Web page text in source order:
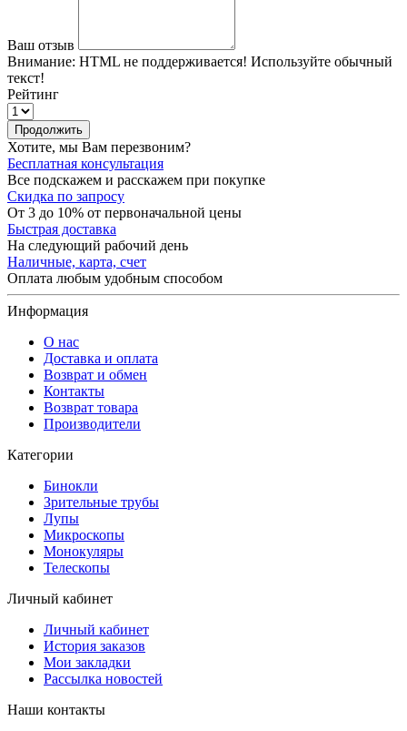
Ваш отзыв
Внимание: HTML не поддерживается! Используйте обычный
текст!
Рейтинг
Продолжить
Хотите, мы Вам перезвоним?
Бесплатная консультация
Все подскажем и расскажем при покупке
Скидка по запросу
От 3 до 10% от первоначальной цены
Быстрая доставка
На следующий рабочий день
Наличные, карта, счет
Оплата любым удобным способом
Информация
О нас
Доставка и оплата
Возврат и обмен
Контакты
Возврат товара
Производители
Категории
Бинокли
Зрительные трубы
Лупы
Микроскопы
Монокуляры
Телескопы
Личный кабинет
Личный кабинет
История заказов
Мои закладки
Рассылка новостей
Наши контакты